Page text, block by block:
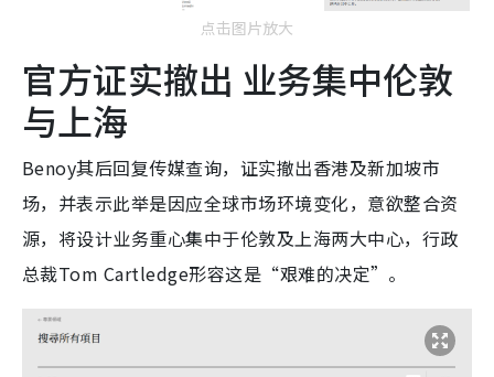
点击图片放大
官方证实撤出 业务集中伦敦
与上海
Benoy其后回复传媒查询，证实撤出香港及新加坡市
场，并表示此举是因应全球市场环境变化，意欲整合资
源，将设计业务重心集中于伦敦及上海两大中心，行政
总裁Tom Cartledge形容这是“艰难的决定”。